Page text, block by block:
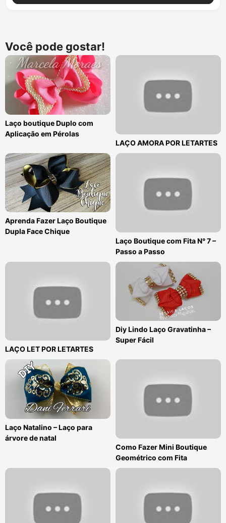
Você pode gostar!
Laço boutique Duplo com
Aplicação em Pérolas
LAÇO AMORA POR LETARTES
Aprenda Fazer Laço Boutique
Dupla Face Chique
Laço Boutique com Fita N° 7 –
Passo a Passo
LAÇO LET POR LETARTES
Diy Lindo Laço Gravatinha –
Super Fácil
Laço Natalino – Laço para
árvore de natal
Como Fazer Mini Boutique
Geométrico com Fita